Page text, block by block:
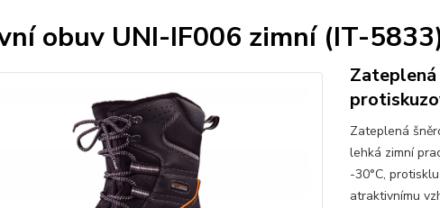
obuv UNI-IF006 zimní (IT-
Zateplená
lehká zimní
-30°C,
atraktivnímu